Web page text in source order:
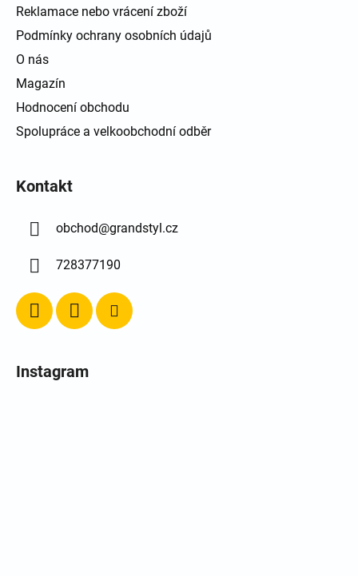
Reklamace nebo vrácení zboží
Podmínky ochrany osobních údajů
O nás
Magazín
Hodnocení obchodu
Spolupráce a velkoobchodní odběr
Kontakt
obchod@grandstyl.cz
728377190
Instagram